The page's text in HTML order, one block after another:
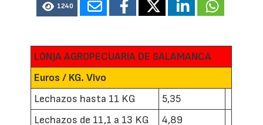
1240
LONJA AGROPECUARIA DE SALAMANCA
Euros / KG. Vivo
Lechazos hasta 11 KG
5,35
Lechazos de 11,1 a 13 KG
4,89